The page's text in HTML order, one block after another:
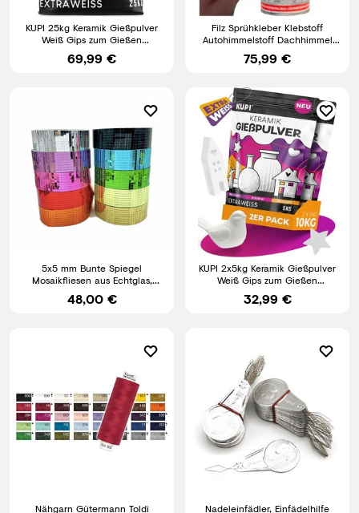
KUPI 25kg Keramik Gießpulver
Weiß Gips zum Gießen
69,99 €
Filz Sprühkleber Klebstoff
Autohimmelstoff Dachhimmel
Flexible Verbindung Stark
75,99 €
5x5 mm Bunte Spiegel
Mosaikfliesen aus Echtglas,
quadratisch, 10 m selbstklebend
48,00 €
KUPI 2x5kg Keramik Gießpulver
Weiß Gips zum Gießen
32,99 €
Nähgarn Gütermann Toldi Nadeleinfädler, Einfädelhilfe